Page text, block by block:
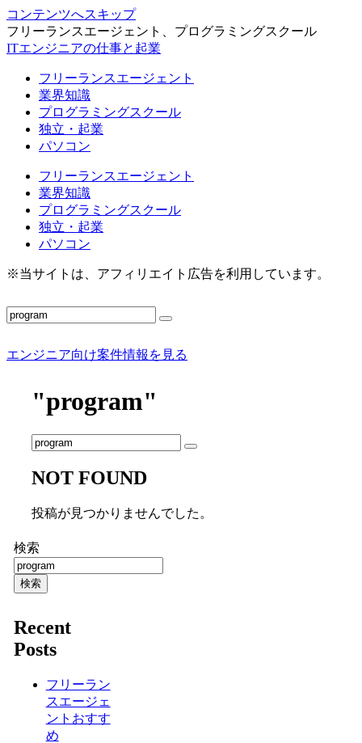
コンテンツへスキップ
フリーランスエージェント、プログラミングスクール
ITエンジニアの仕事と起業
フリーランスエージェント
業界知識
プログラミングスクール
独立・起業
パソコン
フリーランスエージェント
業界知識
プログラミングスクール
独立・起業
パソコン
※当サイトは、アフィリエイト広告を利用しています。
エンジニア向け案件情報を見る
"program"
NOT FOUND
投稿が見つかりませんでした。
検索
検索
Recent
Posts
フリーラン
スエージェ
ントおすす
め